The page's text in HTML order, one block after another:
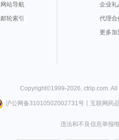
网站导航
邮轮索引
企业礼
代理合
更多加
Copyright©1999-2026 ctrip.com .
沪公网备31010502002731号丨 互联网药
违法和不良信息举报